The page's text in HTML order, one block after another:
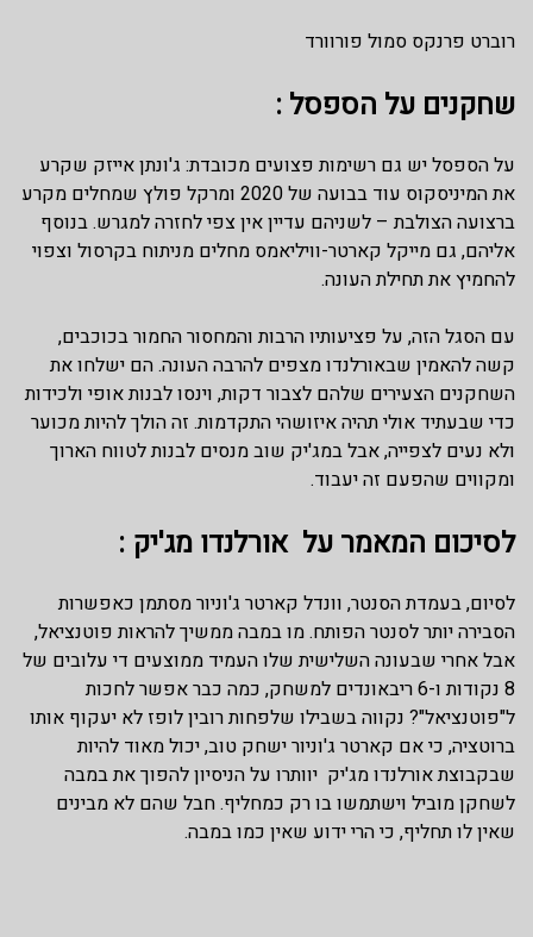
רוברט פרנקס סמול פורוורד
שחקנים על הספסל :
על הספסל יש גם רשימות פצועים מכובדת: ג'ונתן אייזק שקרע
את המיניסקוס עוד בבועה של 2020 ומרקל פולץ שמחלים מקרע
ברצועה הצולבת – לשניהם עדיין אין צפי לחזרה למגרש. בנוסף
אליהם, גם מייקל קארטר-וויליאמס מחלים מניתוח בקרסול וצפוי
להחמיץ את תחילת העונה.
עם הסגל הזה, על פציעותיו הרבות והמחסור החמור בכוכבים,
קשה להאמין שבאורלנדו מצפים להרבה העונה. הם ישלחו את
השחקנים הצעירים שלהם לצבור דקות, וינסו לבנות אופי ולכידות
כדי שבעתיד אולי תהיה איזושהי התקדמות. זה הולך להיות מכוער
ולא נעים לצפייה, אבל במג'יק שוב מנסים לבנות לטווח הארוך
ומקווים שהפעם זה יעבוד.
לסיכום המאמר על אורלנדו מג'יק :
לסיום, בעמדת הסנטר, וונדל קארטר ג'וניור מסתמן כאפשרות
הסבירה יותר לסנטר הפותח. מו במבה ממשיך להראות פוטנציאל,
אבל אחרי שבעונה השלישית שלו העמיד ממוצעים די עלובים של
8 נקודות ו-6 ריבאונדים למשחק, כמה כבר אפשר לחכות
ל"פוטנציאל"? נקווה בשבילו שלפחות רובין לופז לא יעקוף אותו
ברוטציה, כי אם קארטר ג'וניור ישחק טוב, יכול מאוד להיות
שבקבוצת אורלנדו מג'יק יוותרו על הניסיון להפוך את במבה
לשחקן מוביל וישתמשו בו רק כמחליף. חבל שהם לא מבינים
שאין לו תחליף, כי הרי ידוע שאין כמו במבה.